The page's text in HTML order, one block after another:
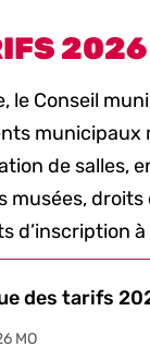
2026
le Conseil
municipaux
de salles,
musées,
d’inscription
des tarifs
MO